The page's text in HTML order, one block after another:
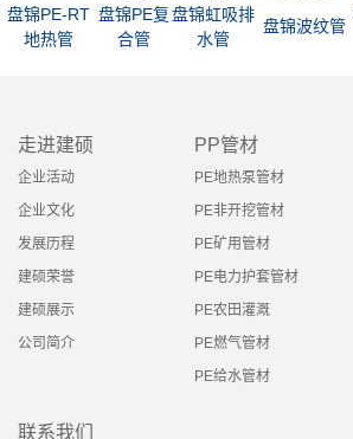
盘锦PE-RT
地热管
盘锦PE复
合管
盘锦虹吸排
水管
盘锦波纹管
走进建硕
企业活动
企业文化
发展历程
建硕荣誉
建硕展示
公司简介
PP管材
PE地热泵管材
PE非开挖管材
PE矿用管材
PE电力护套管材
PE农田灌溉
PE燃气管材
PE给水管材
联系我们